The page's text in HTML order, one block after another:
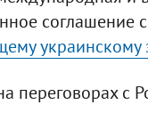
соглашение
украинскому
переговорах с